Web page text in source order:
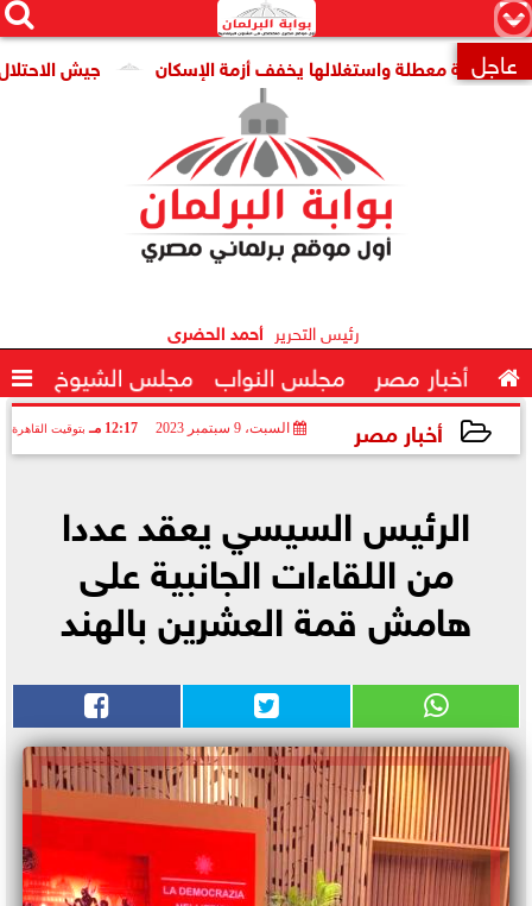
×


 عاجل جيش الاحتلال: مقتل جنديين وإصابة 4 واستغلالها يخفف أزمة الإسكان
رئيس التحرير أحمد الحضرى
 أخبار مصر مجلس النواب مجلس الشيوخ 
أخبار مصر السبت، 9 سبتمبر 2023 12:17 مـ بتوقيت القاهرة
الرئيس السيسي يعقد عددا
من اللقاءات الجانبية على
هامش قمة العشرين بالهند